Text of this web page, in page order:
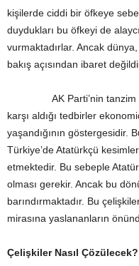
kişilerde ciddi bir öfkeye
duydukları bu öfkeyi de
vurmaktadırlar. Ancak
bakış açısından ibaret
AK Parti’nin tanzim
karşı aldığı tedbirler
yaşandığının göstergesidir.
Türkiye’de Atatürkçü
etmektedir. Bu sebeple
olması gerekir. Ancak bu
barındırmaktadır. Bu
mirasına yaslananların
Çelişkiler Nasıl Çözülecek?